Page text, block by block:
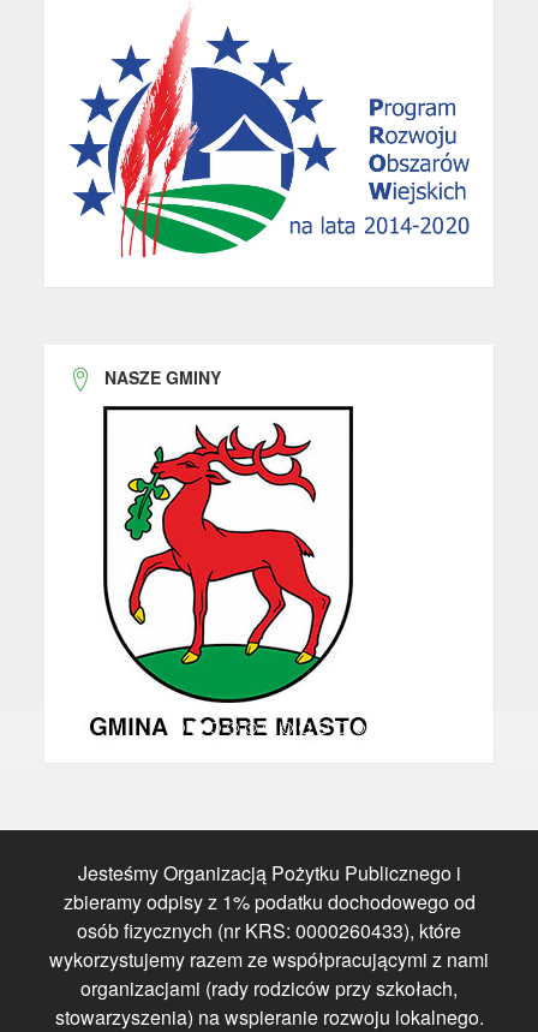
NASZE GMINY
Jesteśmy Organizacją Pożytku Publicznego i
zbieramy odpisy z 1% podatku dochodowego od
osób fizycznych (nr KRS: 0000260433), które
wykorzystujemy razem ze współpracującymi z nami
organizacjami (rady rodziców przy szkołach,
stowarzyszenia) na wspieranie rozwoju lokalnego.